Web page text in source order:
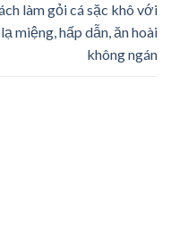
làm gỏi cá sặc khô với
miệng, hấp dẫn, ăn hoài
không ngán